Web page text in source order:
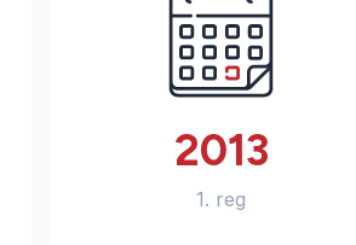
2013
1. reg